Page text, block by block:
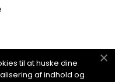
til at huske dine
af indhold og